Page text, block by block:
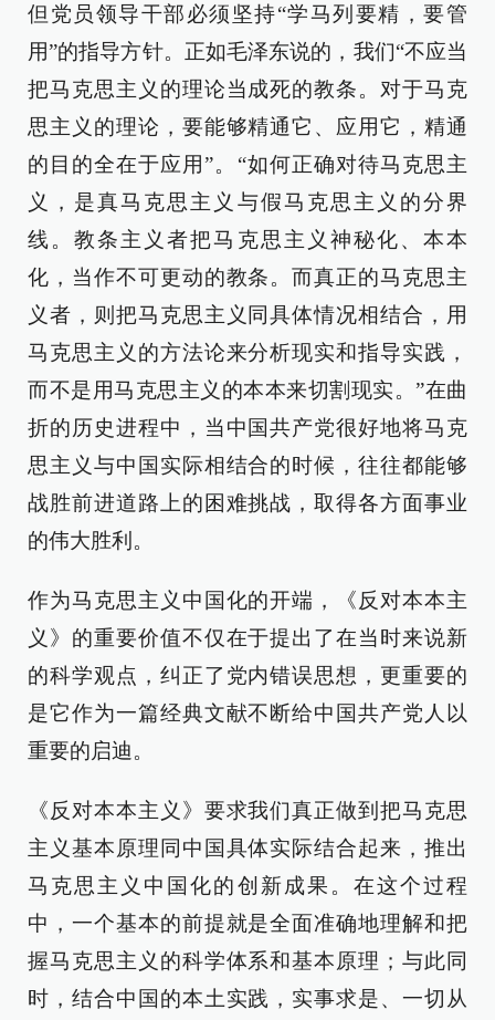
但党员领导干部必须坚持“学马列要精，要管
用”的指导方针。正如毛泽东说的，我们“不应当
把马克思主义的理论当成死的教条。对于马克
思主义的理论，要能够精通它、应用它，精通
的目的全在于应用”。“如何正确对待马克思主
义，是真马克思主义与假马克思主义的分界
线。教条主义者把马克思主义神秘化、本本
化，当作不可更动的教条。而真正的马克思主
义者，则把马克思主义同具体情况相结合，用
马克思主义的方法论来分析现实和指导实践，
而不是用马克思主义的本本来切割现实。”在曲
折的历史进程中，当中国共产党很好地将马克
思主义与中国实际相结合的时候，往往都能够
战胜前进道路上的困难挑战，取得各方面事业
的伟大胜利。
作为马克思主义中国化的开端，《反对本本主
义》的重要价值不仅在于提出了在当时来说新
的科学观点，纠正了党内错误思想，更重要的
是它作为一篇经典文献不断给中国共产党人以
重要的启迪。
《反对本本主义》要求我们真正做到把马克思
主义基本原理同中国具体实际结合起来，推出
马克思主义中国化的创新成果。在这个过程
中，一个基本的前提就是全面准确地理解和把
握马克思主义的科学体系和基本原理；与此同
时，结合中国的本土实践，实事求是、一切从